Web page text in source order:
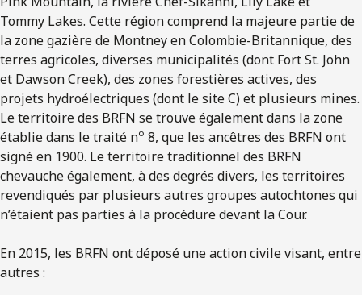
Tommy Lakes. Cette région comprend la majeure partie de
la zone gazière de Montney en Colombie-Britannique, des
terres agricoles, diverses municipalités (dont Fort St. John
et Dawson Creek), des zones forestières actives, des
projets hydroélectriques (dont le site C) et plusieurs mines.
Le territoire des BRFN se trouve également dans la zone
établie dans le traité no 8, que les ancêtres des BRFN ont
signé en 1900. Le territoire traditionnel des BRFN
chevauche également, à des degrés divers, les territoires
revendiqués par plusieurs autres groupes autochtones qui
n’étaient pas parties à la procédure devant la Cour.
En 2015, les BRFN ont déposé une action civile visant, entre
autres :